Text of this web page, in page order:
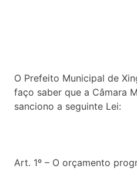
O Prefeito Municipal de
faço saber que a Câmara
sanciono a seguinte Lei:
Art. 1º – O orçamento